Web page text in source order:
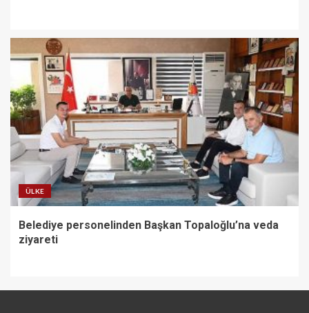
ÜLKE
Belediye personelinden Başkan Topaloğlu’na veda
ziyareti